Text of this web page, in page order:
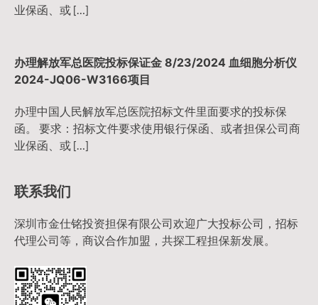
业保函、或 […]
办理解放军总医院投标保证金 8/23/2024 血细胞分析仪
2024-JQ06-W3166项目
办理中国人民解放军总医院招标文件里面要求的投标保
函。 要求：招标文件要求使用银行保函、或者担保公司商
业保函、或 […]
联系我们
深圳市金仕铭投资担保有限公司欢迎广大投标公司，招标
代理公司等，商议合作加盟，共探工程担保新发展。